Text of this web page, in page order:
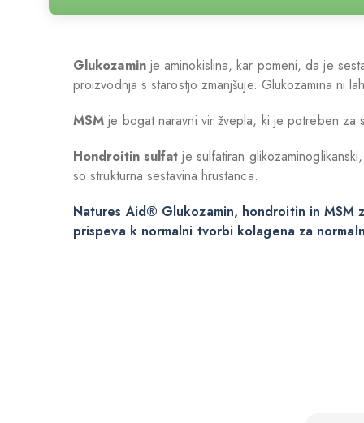
Glukozaminje aminokislina, kar pomeni, da je
proizvodnja s starostjo zmanjšuje. Glukozamina ni
MSM je bogat naravni vir žvepla, ki je potreben za
Hondroitin sulfat je sulfatiran
so strukturna sestavina hrustanca.
Natures Aid® Glukozamin, hondroitin in MSM
prispeva k normalni tvorbi kolagena za